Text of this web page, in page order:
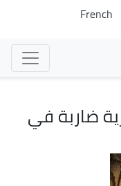
French
ضاربة في